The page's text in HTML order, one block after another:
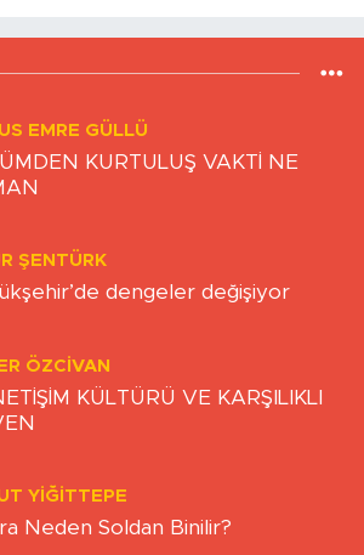
EMRE GÜLLÜ
KURTULUŞ VAKTİ NE
ŞENTÜRK
dengeler değişiyor
ÖZCIVAN
KÜLTÜRÜ VE KARŞILIKLI
YİĞİTTEPE
Neden Soldan Binilir?